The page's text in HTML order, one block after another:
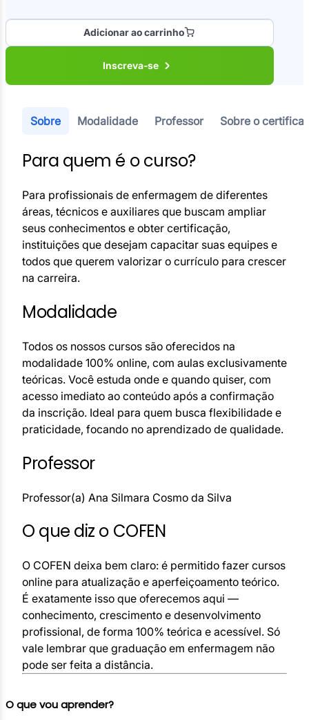
(Megacolo), Síndrome da Rolha Meconial,
Assistência de Enfermagem ao Recém-Nascido com
Obstrução Intestinal, Traqueomalácia. Além de
Políticas de Humanização no Brasil, A Enfermagem
e o Cuidar, Cuidados mais freqüentes na Unidade
Inscreva-se
Adicionar ao carrinho
Sobre Modalidade Professor Sobre o
Para quem é o curso?
Para profissionais de enfermagem de diferentes
áreas, técnicos e auxiliares que buscam ampliar
seus conhecimentos e obter certificação,
instituições que desejam capacitar suas equipes e
todos que querem valorizar o currículo para crescer
na carreira.
Modalidade
Todos os nossos cursos são oferecidos na
modalidade 100% online, com aulas exclusivamente
teóricas. Você estuda onde e quando quiser, com
acesso imediato ao conteúdo após a confirmação
da inscrição. Ideal para quem busca flexibilidade e
praticidade, focando no aprendizado de qualidade.
Professor
Professor(a) Ana Silmara Cosmo da Silva
O que diz o COFEN
O COFEN deixa bem claro: é permitido fazer cursos
online para atualização e aperfeiçoamento teórico.
É exatamente isso que oferecemos aqui —
conhecimento, crescimento e desenvolvimento
profissional, de forma 100% teórica e acessível. Só
vale lembrar que graduação em enfermagem não
pode ser feita a distância.
O que vou aprender?